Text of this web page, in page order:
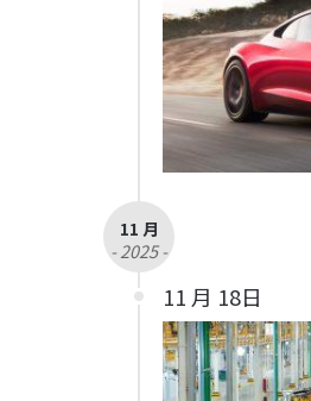
11 月
- 2025 -
11 月 18日